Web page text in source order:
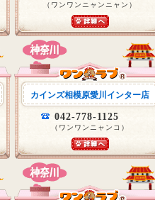
（ワンワンニャンニャン）
カインズ相模原愛川インター店
042-778-1125
（ワンワンニャンコ）